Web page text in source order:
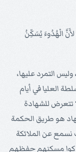
الْهُدُوءَ يُسَكِّنُ
13)، وليس التمرد عليها،
العليا في أيام
تتعرض للشهادة
هو طريق الحكمة
نسمع عن الملائكة
مسكنهم حفظهم